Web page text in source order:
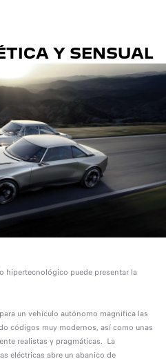
Y SENSUAL
hipertecnológico puede presentar la
un vehículo autónomo magnifica las
códigos muy modernos, así como unas
realistas y pragmáticas. La
eléctricas abre un abanico de